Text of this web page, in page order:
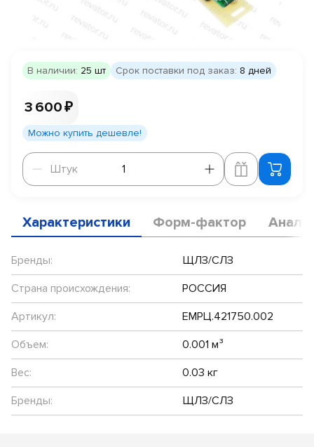
В наличии: 25 шт Срок поставки под заказ: 8 дней
3 600 ₽
Можно купить дешевле!
Штук
Штук
Характеристики Форм-фактор
Бренды:
ЩЛЗ/СЛЗ
Страна происхождения:
РОССИЯ
Артикул:
ЕМРЦ.421750.002
Объем:
0.001 м³
Вес:
0.03 кг
Бренды:
ЩЛЗ/СЛЗ